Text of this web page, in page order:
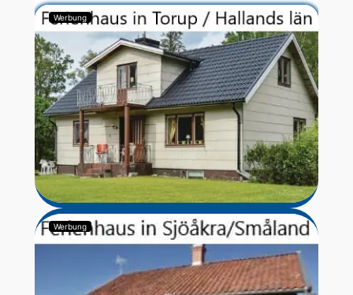
Werbung
Werbung